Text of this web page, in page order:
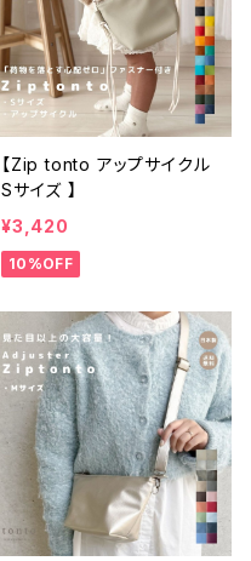
【Zip tonto アップサイクル
Sサイズ 】
¥3,420
10%OFF